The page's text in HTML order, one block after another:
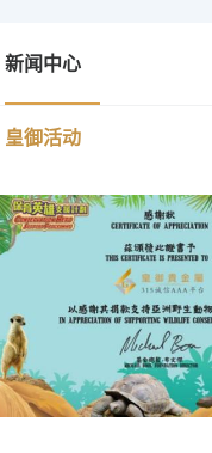
新闻中心
皇御活动